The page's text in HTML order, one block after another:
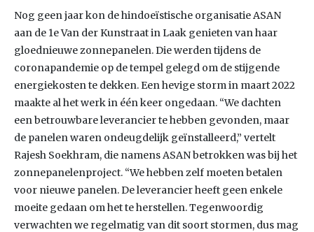
Nog geen jaar kon de hindoeïstische organisatie ASAN
aan de 1e Van der Kunstraat in Laak genieten van haar
gloednieuwe zonnepanelen. Die werden tijdens de
coronapandemie op de tempel gelegd om de stijgende
energiekosten te dekken. Een hevige storm in maart 2022
maakte al het werk in één keer ongedaan. “We dachten
een betrouwbare leverancier te hebben gevonden, maar
de panelen waren ondeugdelijk geïnstalleerd,” vertelt
Rajesh Soekhram, die namens ASAN betrokken was bij het
zonnepanelenproject. “We hebben zelf moeten betalen
voor nieuwe panelen. De leverancier heeft geen enkele
moeite gedaan om het te herstellen. Tegenwoordig
verwachten we regelmatig van dit soort stormen, dus mag